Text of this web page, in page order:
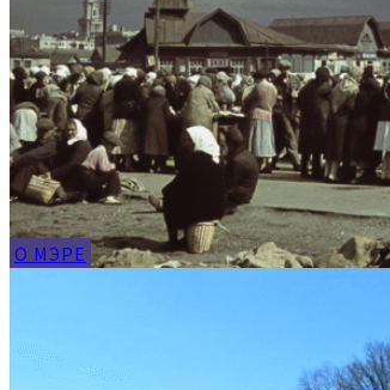
О МЭРЕ